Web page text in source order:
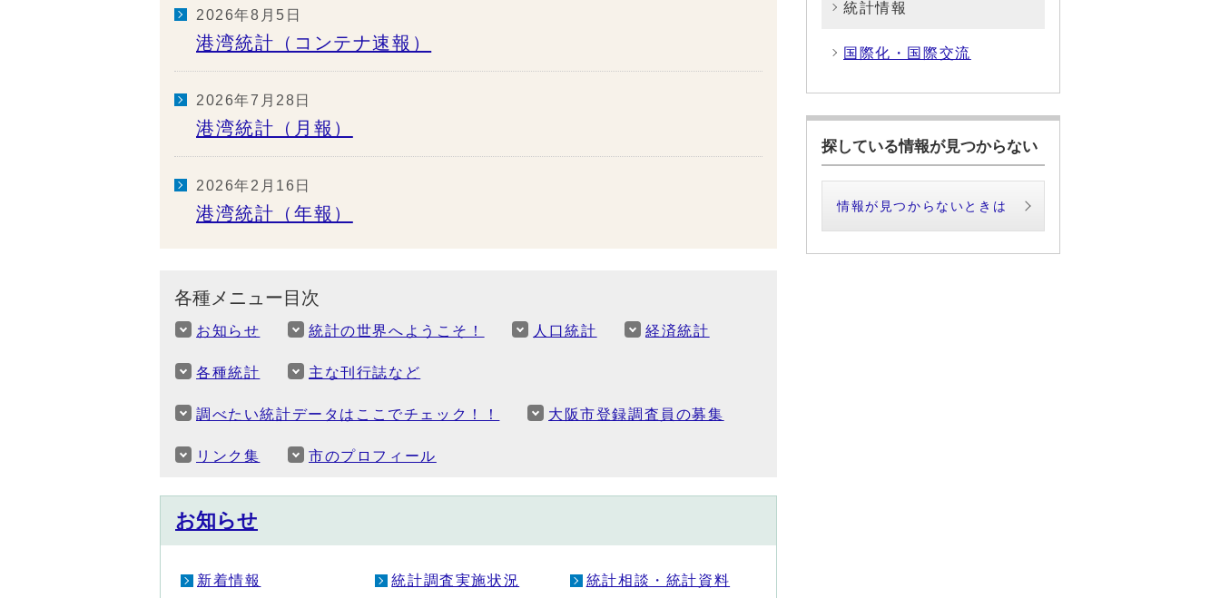
2026年8月5日
港湾統計（コンテナ速報）
2026年7月28日
港湾統計（月報）
2026年2月16日
港湾統計（年報）
各種メニュー目次
お知らせ 統計の世界へようこそ！ 人口統計 経済統計
各種統計 主な刊行誌など
調べたい統計データはここでチェック！！ 大阪市登録調査員の募集
リンク集 市のプロフィール
お知らせ
新着情報 統計調査実施状況
統計相談・統計資料
統計情報
国際化・国際交流
探している情報が見つからない
情報が見つからないときは